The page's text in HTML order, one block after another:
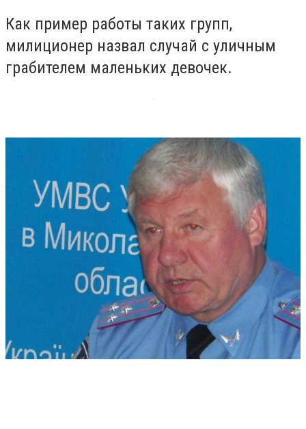
Как пример работы таких групп,
милиционер назвал случай с уличным
грабителем маленьких девочек.